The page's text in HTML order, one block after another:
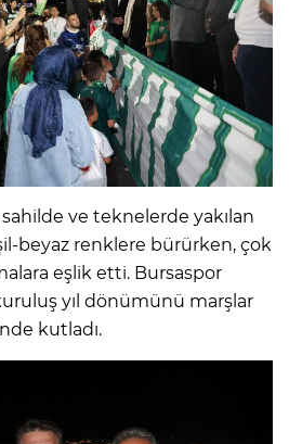
ve teknelerde yakılan
beyaz renklere bürürken, çok
eşlik etti. Bursaspor
yıl dönümünü marşlar
kutladı.